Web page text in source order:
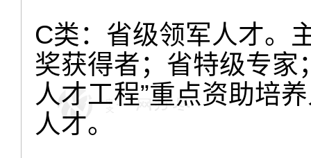
C类：省级领军人才。
奖获得者；省特级专家
人才工程”重点资助培
人才。